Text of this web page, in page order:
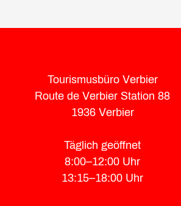
Tourismusbüro Verbier
Route de Verbier Station 88
1936 Verbier
Täglich geöffnet
8:00–12:00 Uhr
13:15–18:00 Uhr